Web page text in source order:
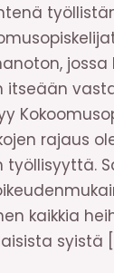
jossa
itseään
rajaus
työllisyyttä.
kaikkia
syistä